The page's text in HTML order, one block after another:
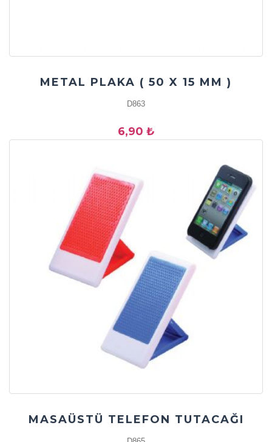
METAL PLAKA ( 50 X 15 MM )
D863
6,90 ₺
MASAÜSTÜ TELEFON TUTACAĞI